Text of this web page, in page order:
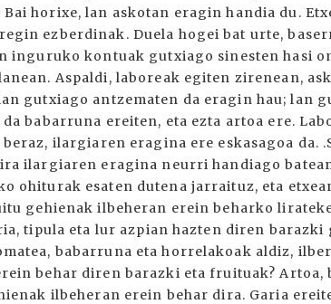
horixe, lan askotan eragin handia du.
ezberdinak. Duela hogei bat urte,
inguruko kontuak gutxiago sinesten hasi
Aspaldi, laboreak egiten zirenean,
gutxiago antzematen da eragin hau; lan
babarruna ereiten, eta ezta artoa ere.
ilargiaren eragina ere eskasagoa da.
ilargiaren eragina neurri handiago
ohiturak esaten dutena jarraituz, eta
gehienak ilbeheran erein beharko
tipula eta lur azpian hazten diren
babarruna eta horrelakoak aldiz,
behar diren barazki eta fruituak? Artoa,
ilbeheran erein behar dira. Garia